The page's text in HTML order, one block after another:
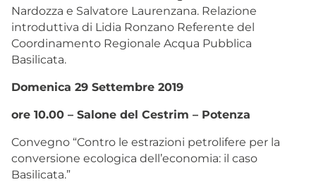
Nardozza e Salvatore Laurenzana. Relazione
introduttiva di Lidia Ronzano Referente del
Coordinamento Regionale Acqua Pubblica
Basilicata.
Domenica 29 Settembre 2019
ore 10.00 – Salone del Cestrim – Potenza
Convegno “Contro le estrazioni petrolifere per la
conversione ecologica dell’economia: il caso
Basilicata.”